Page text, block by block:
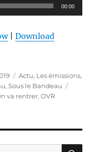
00:00
|Download
Catégories
Actu, Les émissions,
,Sous le Bandeau
va rentrer,OVR